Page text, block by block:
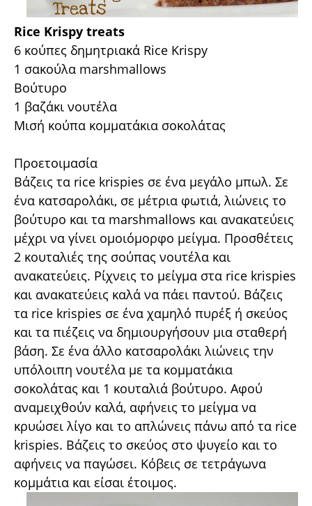
Rice Krispy treats
6 κούπες δημητριακά Rice Krispy
1 σακούλα marshmallows
Βούτυρο
1 βαζάκι νουτέλα
Μισή κούπα κομματάκια σοκολάτας
Προετοιμασία
Βάζεις τα rice krispies σε ένα μεγάλο μπωλ. Σε
ένα κατσαρολάκι, σε μέτρια φωτιά, λιώνεις το
βούτυρο και τα marshmallows και ανακατεύεις
μέχρι να γίνει ομοιόμορφο μείγμα. Προσθέτεις
2 κουταλιές της σούπας νουτέλα και
ανακατεύεις. Ρίχνεις το μείγμα στα rice krispies
και ανακατεύεις καλά να πάει παντού. Βάζεις
τα rice krispies σε ένα χαμηλό πυρέξ ή σκεύος
και τα πιέζεις να δημιουργήσουν μια σταθερή
βάση. Σε ένα άλλο κατσαρολάκι λιώνεις την
υπόλοιπη νουτέλα με τα κομματάκια
σοκολάτας και 1 κουταλιά βούτυρο. Αφού
αναμειχθούν καλά, αφήνεις το μείγμα να
κρυώσει λίγο και το απλώνεις πάνω από τα rice
krispies. Βάζεις το σκεύος στο ψυγείο και το
αφήνεις να παγώσει. Κόβεις σε τετράγωνα
κομμάτια και είσαι έτοιμος.